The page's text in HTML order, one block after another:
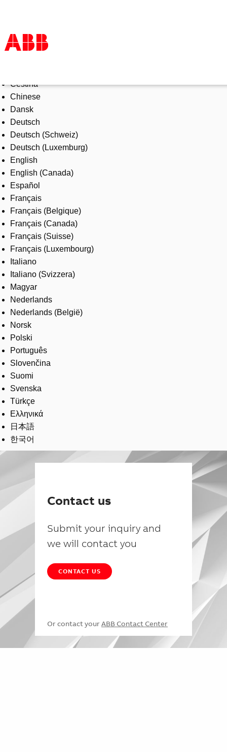
Products & Solutions
Industries
Services
About us
Where to buy
Contact us
Careers
Čeština
Chinese
Dansk
Deutsch
Deutsch (Schweiz)
Deutsch (Luxemburg)
English
English (Canada)
Español
Français
Français (Belgique)
Français (Canada)
Français (Suisse)
Français (Luxembourg)
Italiano
Italiano (Svizzera)
Magyar
Nederlands
Nederlands (België)
Norsk
Polski
Português
Slovenčina
Suomi
Svenska
Türkçe
Ελληνικά
日本語
한국어
Contact us
Submit your inquiry and
we will contact you
CONTACT US
Or contact your ABB Contact Center